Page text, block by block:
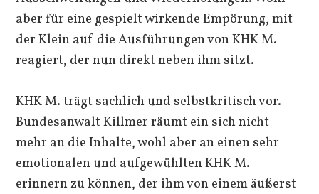
aber für eine gespielt wirkende Empörung, mit
der Klein auf die Ausführungen von KHK M.
reagiert, der nun direkt neben ihm sitzt.
KHK M. trägt sachlich und selbstkritisch vor.
Bundesanwalt Killmer räumt ein sich nicht
mehr an die Inhalte, wohl aber an einen sehr
emotionalen und aufgewühlten KHK M.
erinnern zu können, der ihm von einem äußerst